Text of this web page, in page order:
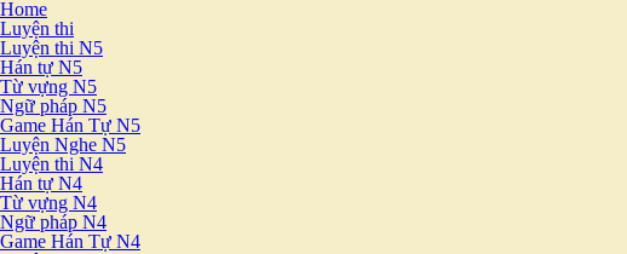
Home
Luyện thi
Luyện thi N5
Hán tự N5
Từ vựng N5
Ngữ pháp N5
Game Hán Tự N5
Luyện Nghe N5
Luyện thi N4
Hán tự N4
Từ vựng N4
Ngữ pháp N4
Game Hán Tự N4